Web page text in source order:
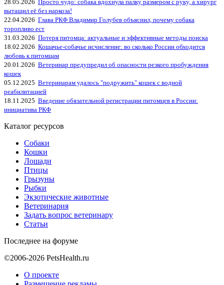
28.05.2026 Просто чудо: собака вдохнула палку размером с руку, а хирург
вытащил её без наркоза!
22.04.2026 Глава РКФ Владимир Голубев объяснил, почему собака
торопливо ест
31.03.2026 Потеря питомца: актуальные и эффективные методы поиска
18.02.2026 Кошачье-собачье исчисление: во сколько России обходится
любовь к питомцам
20.01.2026 Ветеринар предупредил об опасности резкого пробуждения
кошек
05.12.2025 Ветеринарам удалось "подружить" кошек с водной
реабилитацией
18.11.2025 Введение обязательной регистрации питомцев в России:
инициатива РКФ
Каталог ресурсов
Собаки
Кошки
Лошади
Птицы
Грызуны
Рыбки
Экзотические животные
Ветеринария
Задать вопрос ветеринару
Статьи
Последнее на форуме
©2006-2026 PetsHealth.ru
О проекте